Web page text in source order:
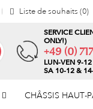
Liste de souhaits 0
SERVICE
ONLY!)
+49 (0)
LUN-VEN 9-
SA 10-12 &
CHÂSSIS HAUT-